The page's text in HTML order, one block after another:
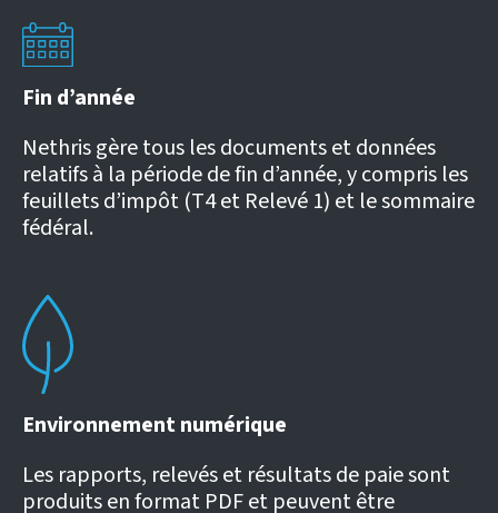
Fin d’année
Nethris gère tous les documents et données
relatifs à la période de fin d’année, y compris les
feuillets d’impôt (T4 et Relevé 1) et le sommaire
fédéral.
Environnement numérique
Les rapports, relevés et résultats de paie sont
produits en format PDF et peuvent être